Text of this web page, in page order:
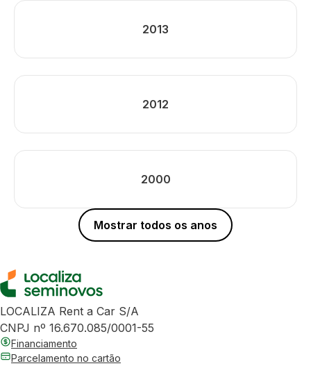
2013
2012
2000
Mostrar todos os anos
LOCALIZA Rent a Car S/A
CNPJ nº 16.670.085/0001-55
Financiamento
Parcelamento no cartão